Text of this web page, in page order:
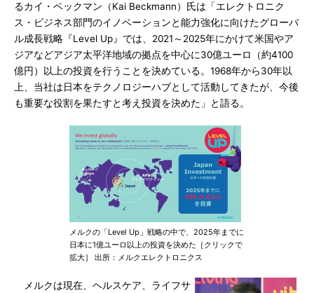
るカイ・ベックマン（Kai Beckmann）氏は「エレクトロニク
ス・ビジネス部門のイノベーションと能力強化に向けたグローバ
ル成長戦略『Level Up』では、2021～2025年にかけて米国やア
ジアなどアジア太平洋地域の拠点を中心に30億ユーロ（約4100
億円）以上の投資を行うことを決めている。1968年から30年以
上、当社は日本をテクノロジーハブとして活動してきたが、今後
も重要な役割を果たすと考え投資を決めた」と語る。
メルクの「Level Up」戦略の中で、2025年までに
日本に1億ユーロ以上の投資を決めた［クリックで
拡大］ 出所：メルクエレクトロニクス
メルクは現在、ヘルスケア、ライフサ